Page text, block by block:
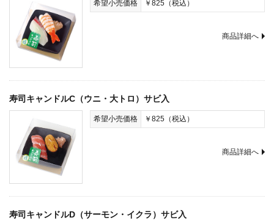
希望小売価格 ￥825（税込）
商品詳細へ
寿司キャンドルC（ウニ・大トロ）サビ入
希望小売価格 ￥825（税込）
商品詳細へ
寿司キャンドルD（サーモン・イクラ）サビ入